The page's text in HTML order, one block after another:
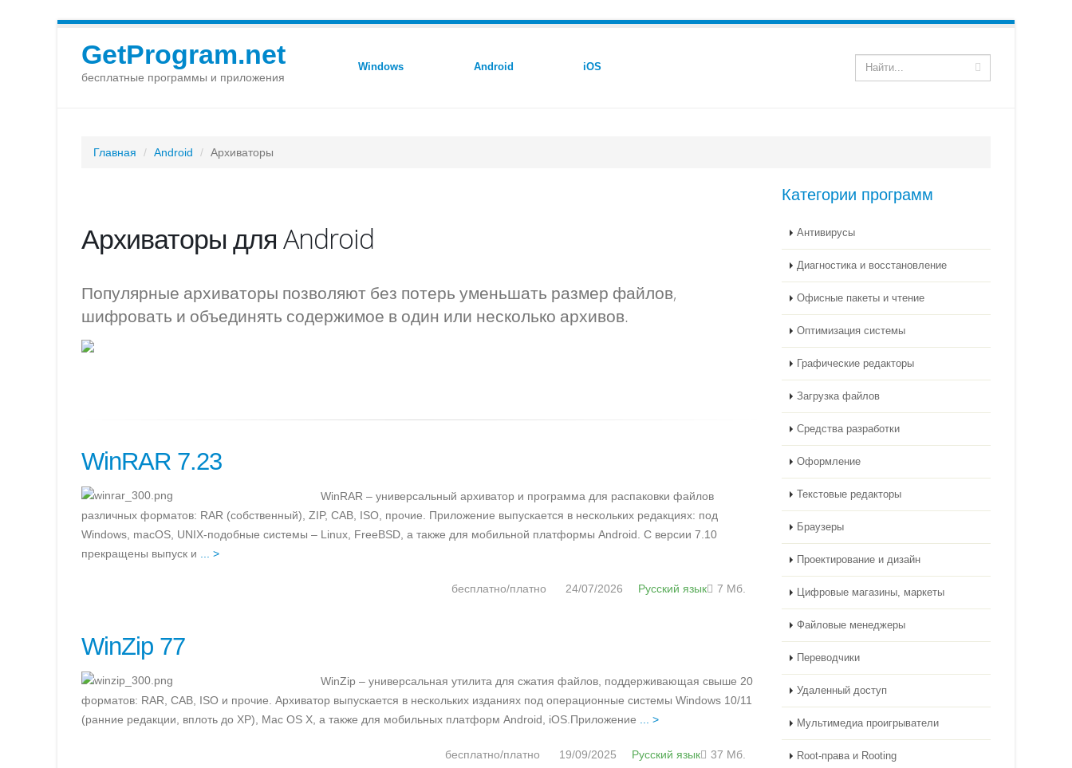
GetProgram.net
бесплатные программы и приложения
Windows Android iOS
Главная Android Архиваторы
Архиваторы для Android
Популярные архиваторы позволяют без потерь уменьшать размер файлов,
шифровать и объединять содержимое в один или несколько архивов.
WinRAR 7.23
WinRAR – универсальный архиватор и программа для распаковки файлов
различных форматов: RAR (собственный), ZIP, CAB, ISO, прочие. Приложение выпускается в нескольких редакциях: под
Windows, macOS, UNIX-подобные системы – Linux, FreeBSD, а также для мобильной платформы Android. С версии 7.10
прекращены выпуск и ... >
бесплатно/платно 24/07/2026 Русский язык 7 Мб.
WinZip 77
WinZip – универсальная утилита для сжатия файлов, поддерживающая свыше 20
форматов: RAR, CAB, ISO и прочие. Архиватор выпускается в нескольких изданиях под операционные системы Windows 10/11
(ранние редакции, вплоть до XP), Mac OS X, а также для мобильных платформ Android, iOS.Приложение ... >
бесплатно/платно 19/09/2025 Русский язык 37 Мб.
Категории программ
Антивирусы
Диагностика и восстановление
Офисные пакеты и чтение
Оптимизация системы
Графические редакторы
Загрузка файлов
Средства разработки
Оформление
Текстовые редакторы
Браузеры
Проектирование и дизайн
Цифровые магазины, маркеты
Файловые менеджеры
Переводчики
Удаленный доступ
Мультимедиа проигрыватели
Root-права и Rooting